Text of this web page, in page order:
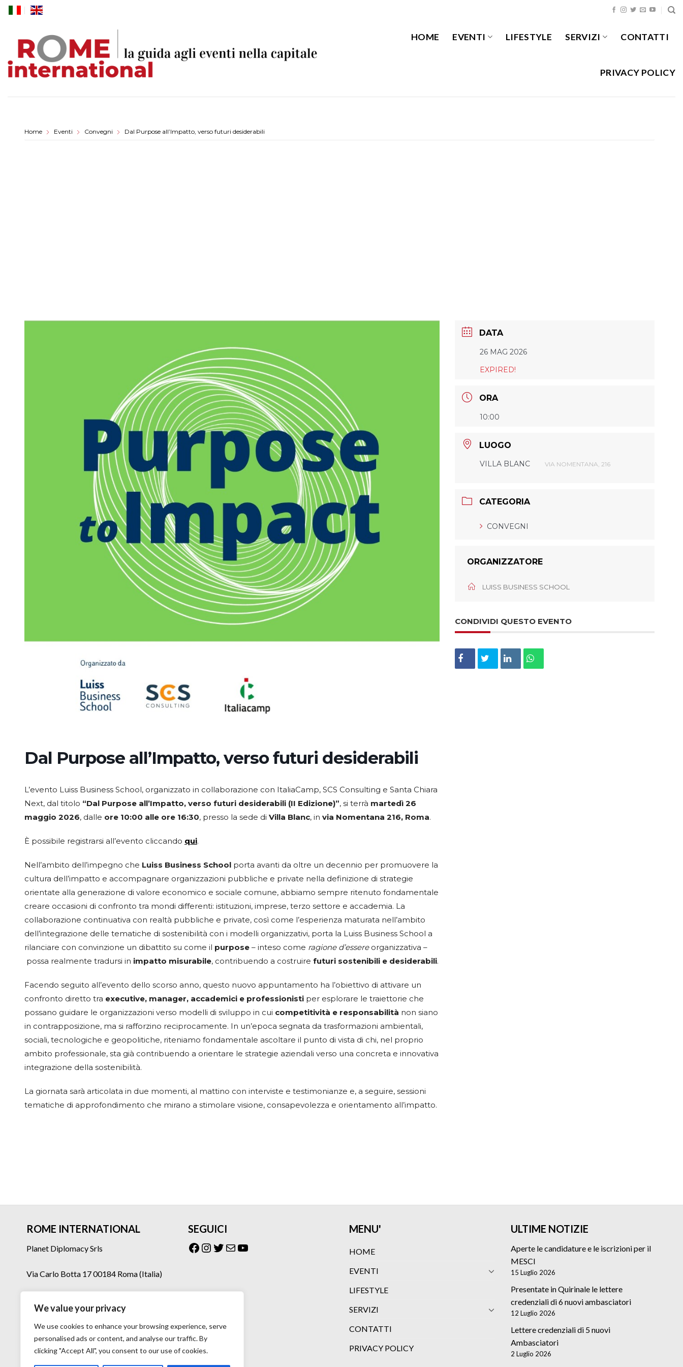
We value your privacy
We use cookies to enhance your browsing experience, serve
personalised ads or content, and analyse our traffic. By
clicking "Accept All", you consent to our use of cookies.
Skip
HOME EVENTI LIFESTYLE SERVIZI CONTATTI
PRIVACY POLICY
Home Eventi Convegni Dal Purpose all’Impatto, verso futuri desiderabili
Dal Purpose all’Impatto, verso futuri desiderabili
L’evento Luiss Business School, organizzato in collaborazione con ItaliaCamp, SCS Consulting e Santa Chiara
Next, dal titolo “Dal Purpose all’Impatto, verso futuri desiderabili (II Edizione)”, si terrà martedì 26
maggio 2026, dalle ore 10:00 alle ore 16:30, presso la sede di Villa Blanc, in via Nomentana 216, Roma.
È possibile registrarsi all’evento cliccando qui.
Nell’ambito dell’impegno che Luiss Business School porta avanti da oltre un decennio per promuovere la
cultura dell’impatto e accompagnare organizzazioni pubbliche e private nella definizione di strategie
orientate alla generazione di valore economico e sociale comune, abbiamo sempre ritenuto fondamentale
creare occasioni di confronto tra mondi differenti: istituzioni, imprese, terzo settore e accademia. La
collaborazione continuativa con realtà pubbliche e private, così come l’esperienza maturata nell’ambito
dell’integrazione delle tematiche di sostenibilità con i modelli organizzativi, porta la Luiss Business School a
rilanciare con convinzione un dibattito su come il purpose – inteso come ragione d’essereorganizzativa –
possa realmente tradursi in impatto misurabile, contribuendo a costruire futuri sostenibili e desiderabili.
Facendo seguito all’evento dello scorso anno, questo nuovo appuntamento ha l’obiettivo di attivare un
confronto diretto tra executive, manager, accademici e professionisti per esplorare le traiettorie che
possano guidare le organizzazioni verso modelli di sviluppo in cui competitività e responsabilità non siano
in contrapposizione, ma si rafforzino reciprocamente. In un’epoca segnata da trasformazioni ambientali,
sociali, tecnologiche e geopolitiche, riteniamo fondamentale ascoltare il punto di vista di chi, nel proprio
ambito professionale, sta già contribuendo a orientare le strategie aziendali verso una concreta e innovativa
integrazione della sostenibilità.
La giornata sarà articolata in due momenti, al mattino con interviste e testimonianze e, a seguire, sessioni
tematiche di approfondimento che mirano a stimolare visione, consapevolezza e orientamento all’impatto.
DATA
26 MAG 2026
EXPIRED!
ORA
10:00
LUOGO
VILLA BLANC VIA NOMENTANA, 216
CATEGORIA
CONVEGNI
ORGANIZZATORE
LUISS BUSINESS SCHOOL
CONDIVIDI QUESTO EVENTO
ROME INTERNATIONAL
Planet Diplomacy Srls
Via Carlo Botta 17 00184 Roma (Italia)
Mail: planetdiplomacy@gmail.com
SEGUICI
Facebook
Instagram
Twitter
EmailYouTube
MENU'
HOME
EVENTI
LIFESTYLE
SERVIZI
CONTATTI
PRIVACY POLICY
ULTIME NOTIZIE
Aperte le candidature e le iscrizioni per il
MESCI
15 Luglio 2026
Presentate in Quirinale le lettere
credenziali di 6 nuovi ambasciatori
12 Luglio 2026
Lettere credenziali di 5 nuovi
Ambasciatori
2 Luglio 2026